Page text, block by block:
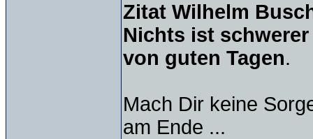
Zitat Wilhelm
Nichts ist
von guten Tagen.
Mach Dir keine
am Ende ...